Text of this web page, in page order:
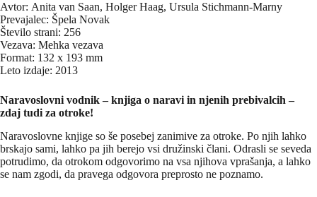
Avtor: Anita van Saan, Holger Haag, Ursula Stichmann-Marny
Prevajalec: Špela Novak
Število strani: 256
Vezava: Mehka vezava
Format: 132 x 193 mm
Leto izdaje: 2013
Naravoslovni vodnik – knjiga o naravi in njenih prebivalcih –
zdaj tudi za otroke!
Naravoslovne knjige so še posebej zanimive za otroke. Po njih lahko
brskajo sami, lahko pa jih berejo vsi družinski člani. Odrasli se seveda
potrudimo, da otrokom odgovorimo na vsa njihova vprašanja, a lahko
se nam zgodi, da pravega odgovora preprosto ne poznamo.